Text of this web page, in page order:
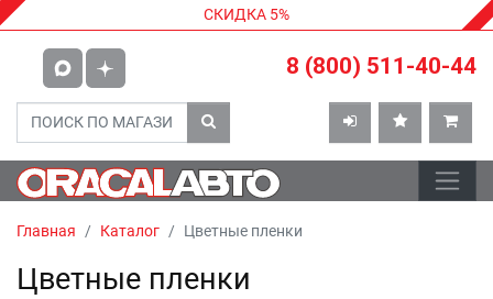
СКИДКА 5%
8 (800) 511-40-44
Главная Каталог Цветные пленки
Цветные пленки